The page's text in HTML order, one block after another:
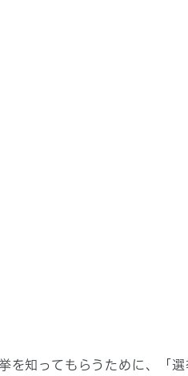
を知ってもらうために、「